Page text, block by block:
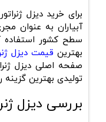
برای خرید دیزل
آبیاران به عنوان
سطح کشور استفاده
بهترین قیمت دیزل
صفحه اصلی دیزل
تولیدی بهترین گزینه
بررسی دیزل ژنراتور ۳۰